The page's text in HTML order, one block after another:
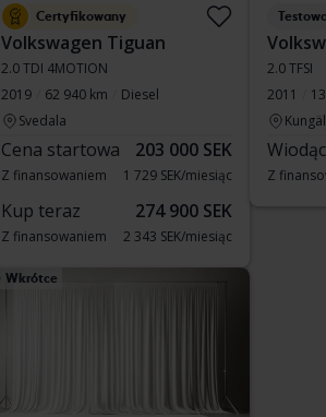
Certyfikowany
Volkswagen Tiguan
2.0 TDI 4MOTION
2019
62 940 km
Diesel
Svedala
Cena startowa 203 000 SEK
Z finansowaniem 1 729 SEK/miesiąc
Kup teraz 274 900 SEK
Z finansowaniem 2 343 SEK/miesiąc
2.0 TFSI
2011
Z
Wkrótce